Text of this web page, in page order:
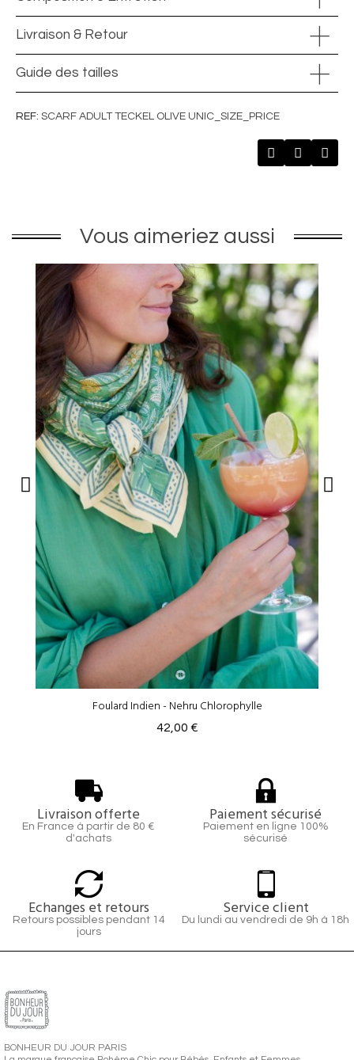
Livraison & Retour
Guide des tailles
REF SCARF ADULT TECKEL OLIVE UNIC_SIZE_PRICE
Vous aimeriez aussi
Foulard Indien - Nehru Chlorophylle
42,00 €
Livraison offerte
En France à partir de 80 €
d'achats
Paiement sécurisé
Paiement en ligne 100%
sécurisé
Echanges et retours
Retours possibles pendant 14
jours
Service client
Du lundi au vendredi de 9h à 18h
BONHEUR DU JOUR PARIS